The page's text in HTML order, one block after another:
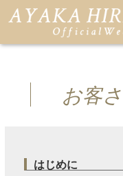
お客
はじめに